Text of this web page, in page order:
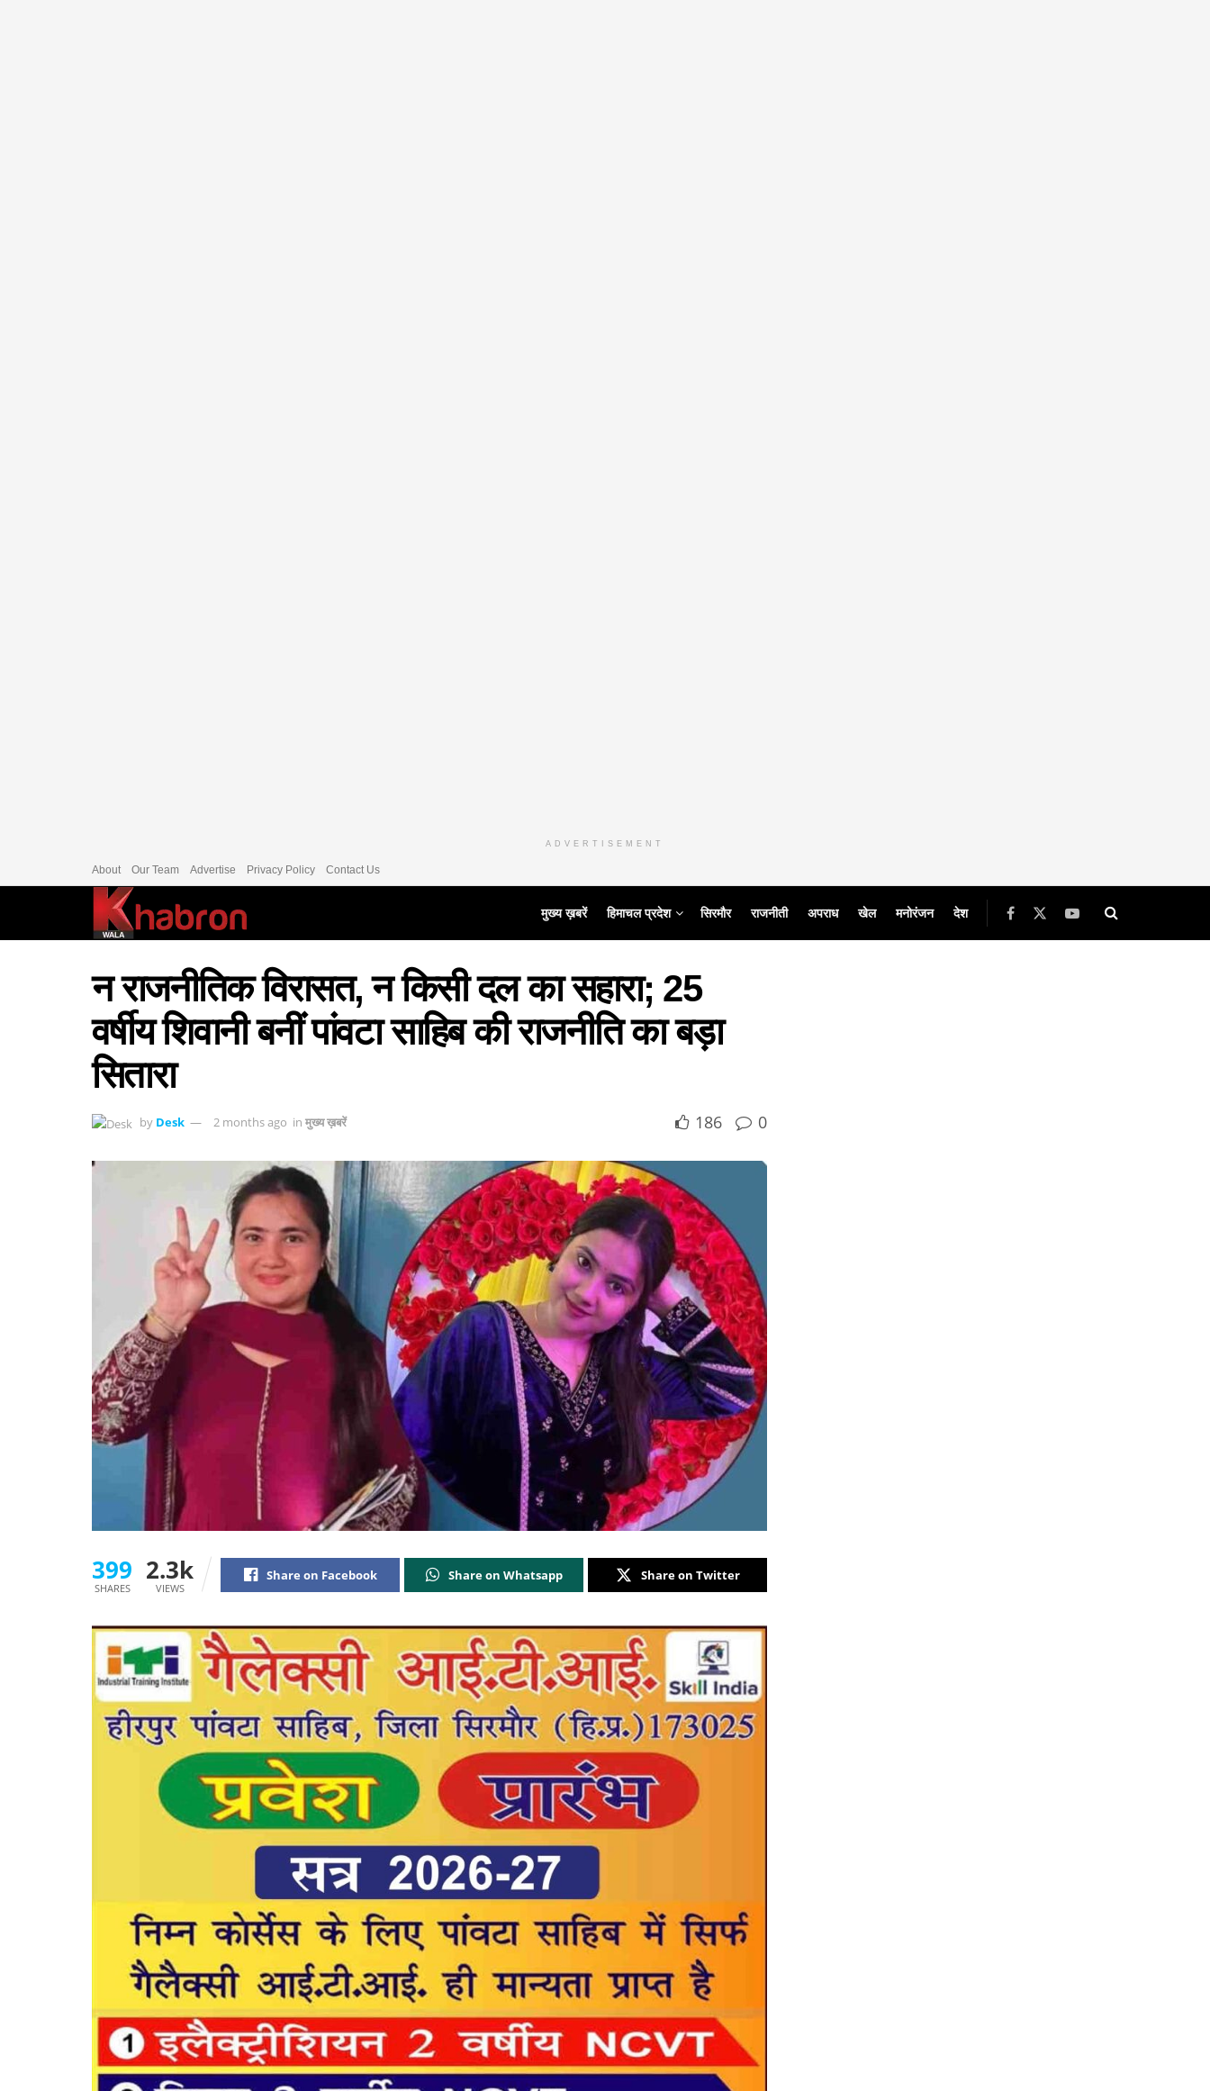
ADVERTISEMENT
About Our Team Advertise Privacy Policy Contact Us
मुख्य ख़बरें हिमाचल प्रदेश सिरमौर राजनीती अपराध खेल मनोरंजन देश
न राजनीतिक विरासत, न किसी दल का सहारा; 25
वर्षीय शिवानी बनीं पांवटा साहिब की राजनीति का बड़ा
सितारा
by Desk 2 months ago in मुख्य ख़बरें 186 0
399
SHARES
2.3k
VIEWS
Share on Facebook Share on Whatsapp Share on Twitter